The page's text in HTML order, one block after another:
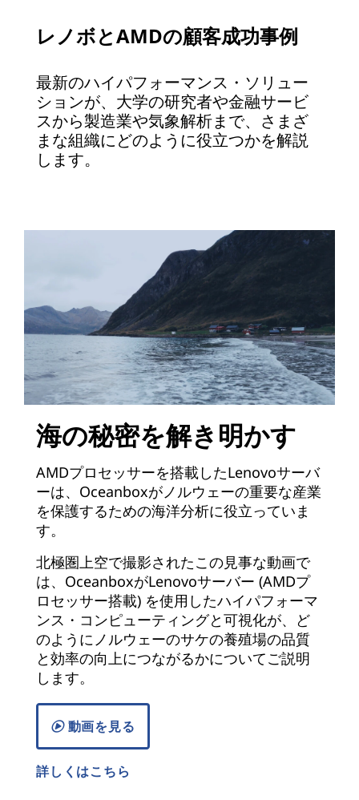
レノボとAMDの顧客成功事例
最新のハイパフォーマンス・ソリュー
ションが、大学の研究者や金融サービ
スから製造業や気象解析まで、さまざ
まな組織にどのように役立つかを解説
します。
海の秘密を解き明かす
AMDプロセッサーを搭載したLenovoサーバ
ーは、Oceanboxがノルウェーの重要な産業
を保護するための海洋分析に役立っていま
す。
北極圏上空で撮影されたこの見事な動画で
は、OceanboxがLenovoサーバー (AMDプ
ロセッサー搭載) を使用したハイパフォーマ
ンス・コンピューティングと可視化が、ど
のようにノルウェーのサケの養殖場の品質
と効率の向上につながるかについてご説明
します。
動画を見る
詳しくはこちら